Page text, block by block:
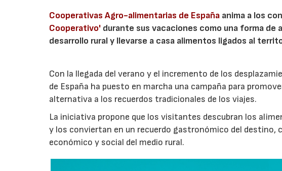
Cooperativas Agro-alimentarias de España anima a los
Cooperativo' durante sus vacaciones como una forma
desarrollo rural y llevarse a casa alimentos ligados al
Con la llegada del verano y el incremento de los
de España ha puesto en marcha una campaña para
alternativa a los recuerdos tradicionales de los viajes.
La iniciativa propone que los visitantes descubran los
y los conviertan en un recuerdo gastronómico del destino,
económico y social del medio rural.